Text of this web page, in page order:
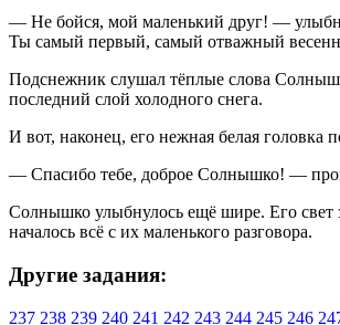
— Не бойся, мой маленький друг! —
Ты самый первый, самый отважный
Подснежник слушал тёплые слова
последний слой холодного снега.
И вот, наконец, его нежная белая головка
— Спасибо тебе, доброе Солнышко! —
Солнышко улыбнулось ещё шире. Его свет
началось всё с их маленького разговора.
Другие задания:
237 238 239 240 241 242 243 244 245 246